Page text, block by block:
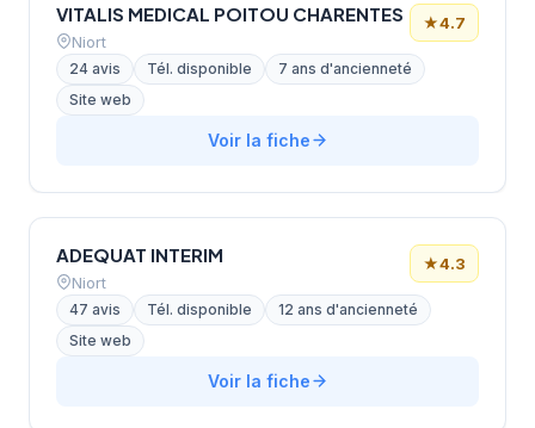
VITALIS MEDICAL POITOU CHARENTES
Niort
★4.7
24 avis Tél. disponible
7 ans d'ancienneté
Site web
Voir la fiche
ADEQUAT INTERIM
Niort
★4.3
47 avis Tél. disponible
12 ans d'ancienneté
Site web
Voir la fiche